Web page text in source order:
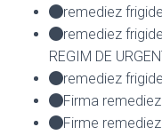
remediez
remediez
REGIM DE
remediez
Firma
Firme